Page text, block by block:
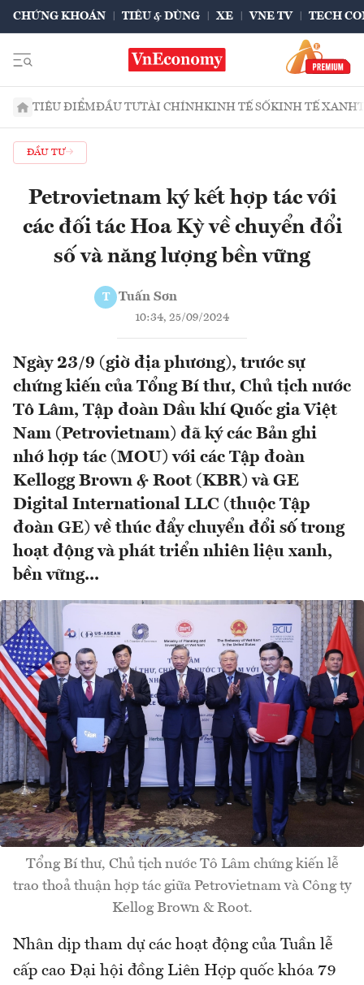
CHỨNG KHOÁN TIÊU & DÙNG XE VNE TV TECH
TIÊU ĐIỂMĐẦU TƯTÀI CHÍNHKINH TẾ SỐKINH TẾ XANH
ĐẦU TƯ
Petrovietnam ký kết hợp tác với
các đối tác Hoa Kỳ về chuyển đổi
số và năng lượng bền vững
T Tuấn Sơn
10:34, 25/09/2024
Ngày 23/9 (giờ địa phương), trước sự
chứng kiến của Tổng Bí thư, Chủ tịch nước
Tô Lâm, Tập đoàn Dầu khí Quốc gia Việt
Nam (Petrovietnam) đã ký các Bản ghi
nhớ hợp tác (MOU) với các Tập đoàn
Kellogg Brown & Root (KBR) và GE
Digital International LLC (thuộc Tập
đoàn GE) về thúc đẩy chuyển đổi số trong
hoạt động và phát triển nhiên liệu xanh,
bền vững...
Tổng Bí thư, Chủ tịch nước Tô Lâm chứng kiến lễ
trao thoả thuận hợp tác giữa Petrovietnam và Công ty
Kellog Brown & Root.
Nhân dịp tham dự các hoạt động của Tuần lễ
cấp cao Đại hội đồng Liên Hợp quốc khóa 79